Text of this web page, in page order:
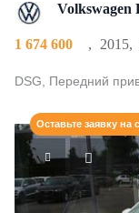
Volkswagen
1 674 600 , 2015,
DSG, Передний
Оставьте заявку на